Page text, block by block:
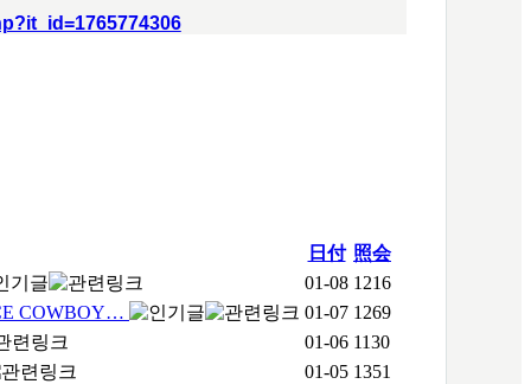
日付 照会
01-08 1216
COWBOY…
01-07 1269
01-06 1130
01-05 1351